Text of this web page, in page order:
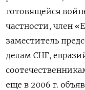
готовящейся
частности, член
заместитель
делам СНГ,
еще в 2006 г.